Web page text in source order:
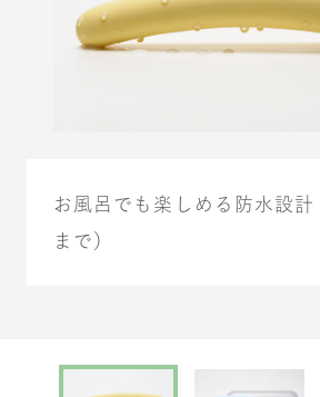
お風呂でも楽しめる防水設計
まで）